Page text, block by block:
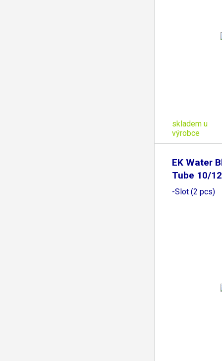
skladem u
výrobce
EK Water
Tube 10/
-Slot (2 pcs)